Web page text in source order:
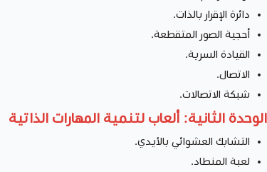
دائرة الإقرار بالذات.
أحجية الصور المتقطعة.
القيادة السرية.
الاتصال.
شبكة الاتصالات.
الوحدة الثانية: ألعاب لتنمية المهارات الذاتية
التشابك العشوائي بالأيدي.
لعبة المنطاد.